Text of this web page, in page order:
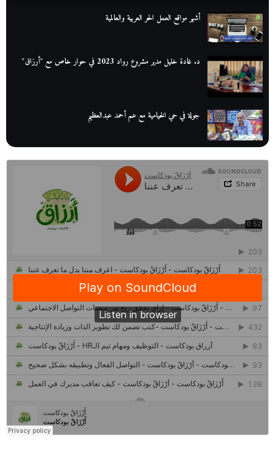
أشهر مواقع العمل الحر العربية والعالمية
د. غادة خليل مدير مشروع رواد 2023 في حوار خاص مع "أرزاق"
جولة في حي الخيامية مع عم أحمد عبدالعظيم
عم عوض| قصة كفاح بائع كتب تبدأ بالأُمية
أقدم مطحن بن في مصر| يكشف لنا أسرار صناعة البن
حصاد 2022 لمشروع "رواد 2030″
كل ما تريد معرفته عن مشروع "رواد 2030″
مركز جروان للثقافة والفنون | نموذج المركز القروي الريادي في الثقافة